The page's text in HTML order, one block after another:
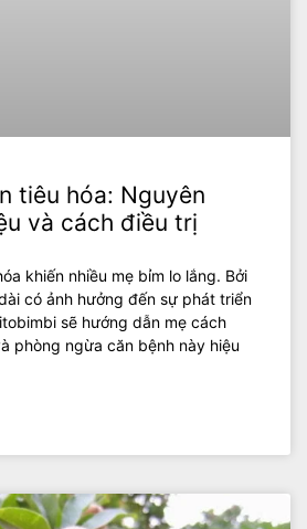
tiêu hóa: Nguyên
và cách điều trị
khiến nhiều mẹ bỉm lo lắng. Bởi
có ảnh hưởng đến sự phát triển
sẽ hướng dẫn mẹ cách
phòng ngừa căn bệnh này hiệu